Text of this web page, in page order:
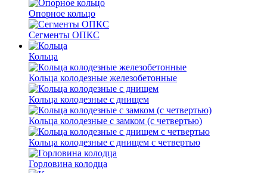
Опорное кольцо
Сегменты ОПКС
Кольца
Кольца колодезные железобетонные
Кольца колодезные с днищем
Кольца колодезные с замком (с четвертью)
Кольца колодезные с днищем с четвертью
Горловина колодца